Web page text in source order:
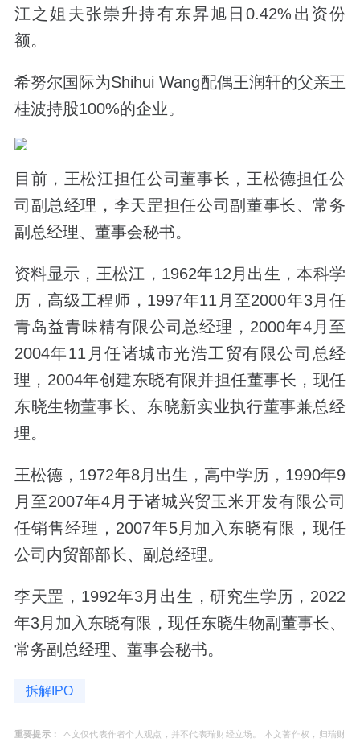
江之姐夫张崇升持有东昇旭日0.42%出资份
额。
希努尔国际为Shihui Wang配偶王润轩的父亲王
桂波持股100%的企业。
目前，王松江担任公司董事长，王松德担任公
司副总经理，李天罡担任公司副董事长、常务
副总经理、董事会秘书。
资料显示，王松江，1962年12月出生，本科学
历，高级工程师，1997年11月至2000年3月任
青岛益青味精有限公司总经理，2000年4月至
2004年11月任诸城市光浩工贸有限公司总经
理，2004年创建东晓有限并担任董事长，现任
东晓生物董事长、东晓新实业执行董事兼总经
理。
王松德，1972年8月出生，高中学历，1990年9
月至2007年4月于诸城兴贸玉米开发有限公司
任销售经理，2007年5月加入东晓有限，现任
公司内贸部部长、副总经理。
李天罡，1992年3月出生，研究生学历，2022
年3月加入东晓有限，现任东晓生物副董事长、
常务副总经理、董事会秘书。
拆解IPO
重要提示：
本文仅代表作者个人观点，并不代表瑞财经立场。 本文著作权，归瑞财